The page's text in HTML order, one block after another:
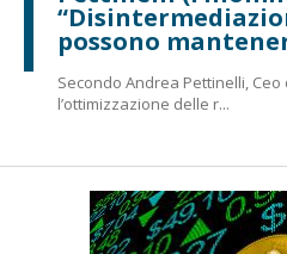
possono
Secondo Andrea Pettinelli, Ceo
l’ottimizzazione delle r...